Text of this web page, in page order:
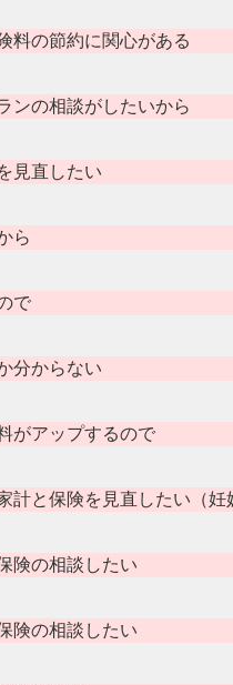
料の節約に関心がある
ンの相談がしたいから
見直したい
ら
で
分からない
がアップするので
計と保険を見直したい（妊
険の相談したい
険の相談したい